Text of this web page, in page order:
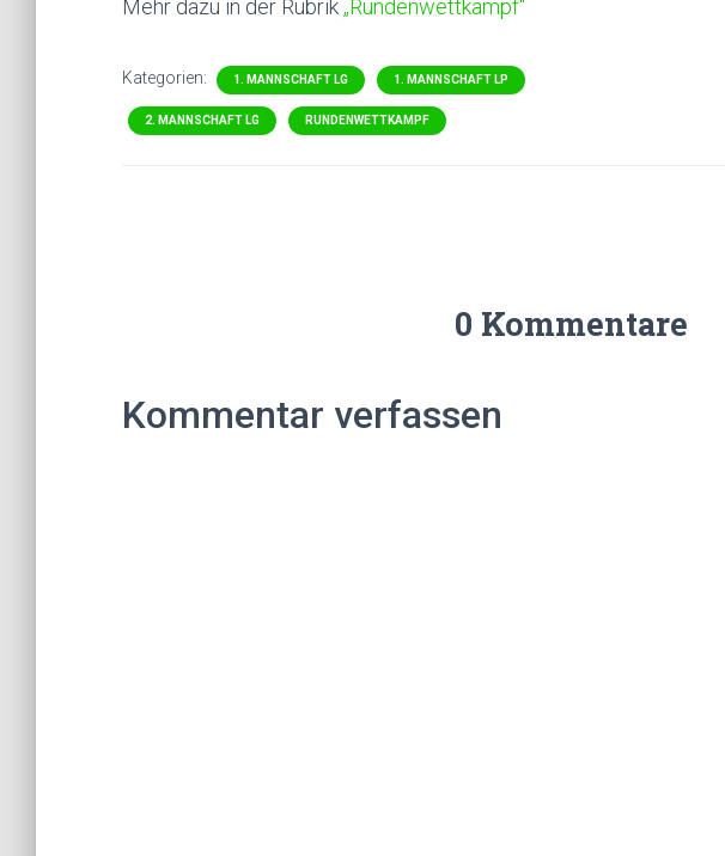
Mehr dazu in der Rubrik„Rundenwettkampf“
Kategorien: 1. MANNSCHAFT LG 1. MANNSCHAFT LP
2. MANNSCHAFT LG RUNDENWETTKAMPF
0 Kommentare
Kommentar verfassen